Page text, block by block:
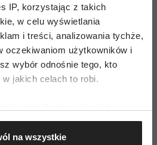
IP, korzystając z takich
w celu wyświetlania
i treści, analizowania tychże,
oczekiwaniom użytkowników i
wybór odnośnie tego, kto
jakich celach to robi.
dotyczące Twojej lokalizacji
nawet do kilku metrów
na wszystkie
DRUKOWANE